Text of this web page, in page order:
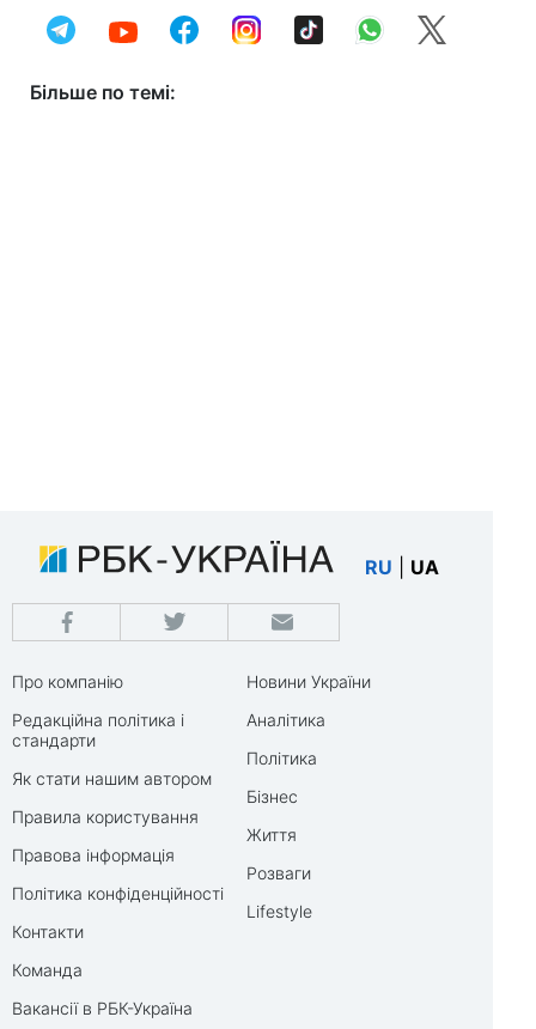
Більше по темі:
RU UA
Про компанію
Редакційна політика і
стандарти
Як стати нашим автором
Правила користування
Правова інформація
Політика конфіденційності
Контакти
Команда
Вакансії в РБК-Україна
Новини України
Аналітика
Політика
Бізнес
Життя
Розваги
Lifestyle